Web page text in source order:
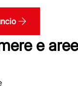
e aree